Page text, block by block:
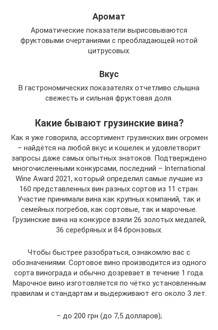
Аромат
Ароматические показатели вырисовываются
фруктовыми очертаниями с преобладающей нотой
цитрусовых.
Вкус
В гастрономических показателях отчетливо слышна
свежесть и сильная фруктовая доля.
Какие бывают грузинские вина?
Как я уже говорила, ассортимент грузинских вин огромен
– найдётся на любой вкус и кошелек и удовлетворит
запросы даже самых опытных знатоков. Подтверждено
многочисленными конкурсами, последний – International
Wine Award 2021, который определил самые лучшие из
160 представленных вин разных сортов из 11 стран.
Участие принимали вина как крупных компаний, так и
семейных погребов, как сортовые, так и марочные.
Грузинские вина на конкурсе взяли 26 золотых медалей,
36 серебряных и 84 бронзовых.
Чтобы быстрее разобраться, ознакомлю вас с
обозначениями. Сортовое вино производится из одного
сорта винограда и обычно дозревает в течение 1 года.
Марочное вино изготовляется по чётко установленным
правилам и стандартам и выдерживают его около 3 лет.
– до 200 грн (до 7,5 долларов);